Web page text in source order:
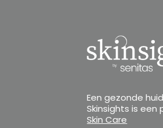
Een gezonde
Skinsights is
Skin Care